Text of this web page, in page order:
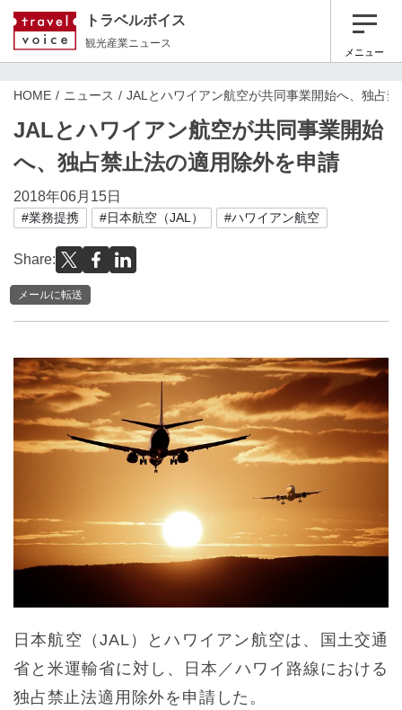
トラベルボイス
観光産業ニュース
メニュー
HOME ニュース JALとハワイアン航空が共同事業開始へ、独占
JALとハワイアン航空が共同事業開始
へ、独占禁止法の適用除外を申請
2018年06月15日
#業務提携 #日本航空（JAL） #ハワイアン航空
Share:
メールに転送
日本航空（JAL）とハワイアン航空は、国土交通
省と米運輸省に対し、日本／ハワイ路線における
独占禁止法適用除外を申請した。